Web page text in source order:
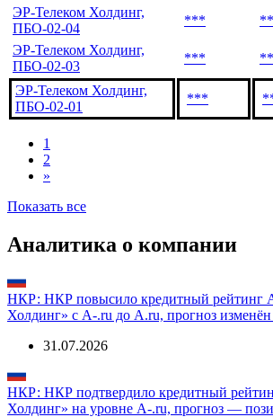
ЭР-Телеком Холдинг,
ПБО-02-04
***
ЭР-Телеком Холдинг,
ПБО-02-03
***
ЭР-Телеком Холдинг,
ПБО-02-01
***
1
2
»
Показать все
Аналитика о компании
НКР: НКР повысило кредитный рейтинг
Холдинг» с A-.ru до A.ru, прогноз
31.07.2026
НКР: НКР подтвердило кредитный
Холдинг» на уровне A-.ru, прогноз —